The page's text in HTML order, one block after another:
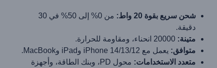
شحن سريع بقوة 20 واط:
من 0% إلى 50% في 30
دقيقة.
متينة:
متوافق: يعمل مع iPhone 14/13/12 وiPad وMacBook.
متعدد الاستخدامات:
محول PD، وبنك الطاقة، وأجهزة